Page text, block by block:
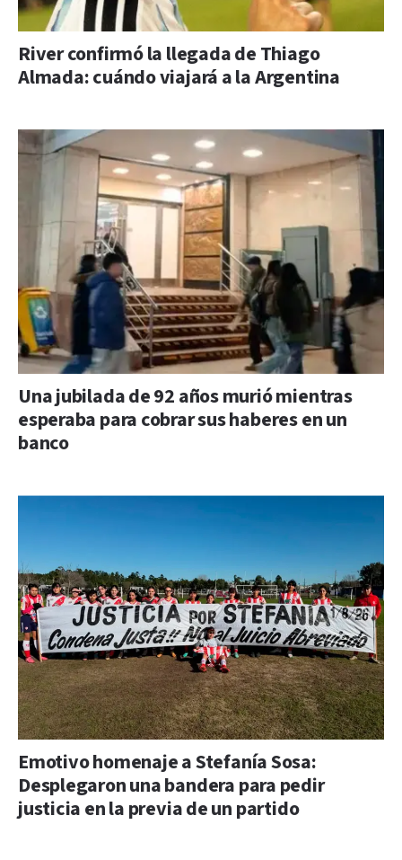
River confirmó la llegada de Thiago
Almada: cuándo viajará a la Argentina
Una jubilada de 92 años murió mientras
esperaba para cobrar sus haberes en un
banco
Emotivo homenaje a Stefanía Sosa:
Desplegaron una bandera para pedir
justicia en la previa de un partido